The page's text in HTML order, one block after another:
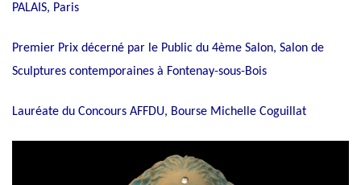
PALAIS, Paris
Premier Prix décerné par le Public du 4ème Salon, Salon de
Sculptures contemporaines à Fontenay-sous-Bois
Lauréate du Concours AFFDU, Bourse Michelle Coguillat